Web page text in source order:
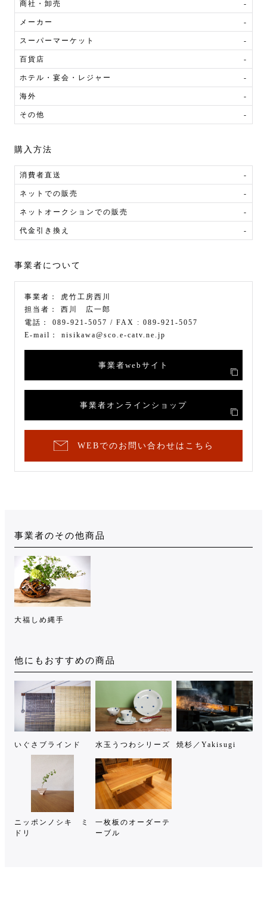
商社・卸売 -
メーカー -
スーパーマーケット -
百貨店 -
ホテル・宴会・レジャー -
海外 -
その他 -
購入方法
消費者直送 -
ネットでの販売 -
ネットオークションでの販売 -
代金引き換え -
事業者について
事業者： 虎竹工房西川
担当者： 西川 広一郎
電話： 089-921-5057 / FAX : 089-921-5057
E-mail： nisikawa@sco.e-catv.ne.jp
事業者webサイト
事業者オンラインショップ
WEBでのお問い合わせはこちら
事業者のその他商品
大福しめ縄手
他にもおすすめの商品
いぐさブラインド 水玉うつわシリーズ 焼杉／Yakisugi
ニッポンノシキ ミ
ドリ
一枚板のオーダーテ
ーブル